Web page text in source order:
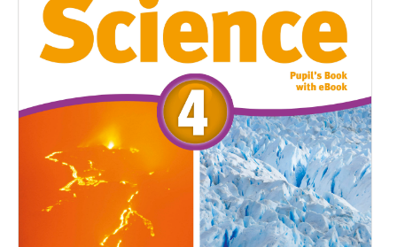
niemiecki
Szkoły państwowe
Szkoły językowe i
uczelnie
Inne publikacje
języki
Język chiński